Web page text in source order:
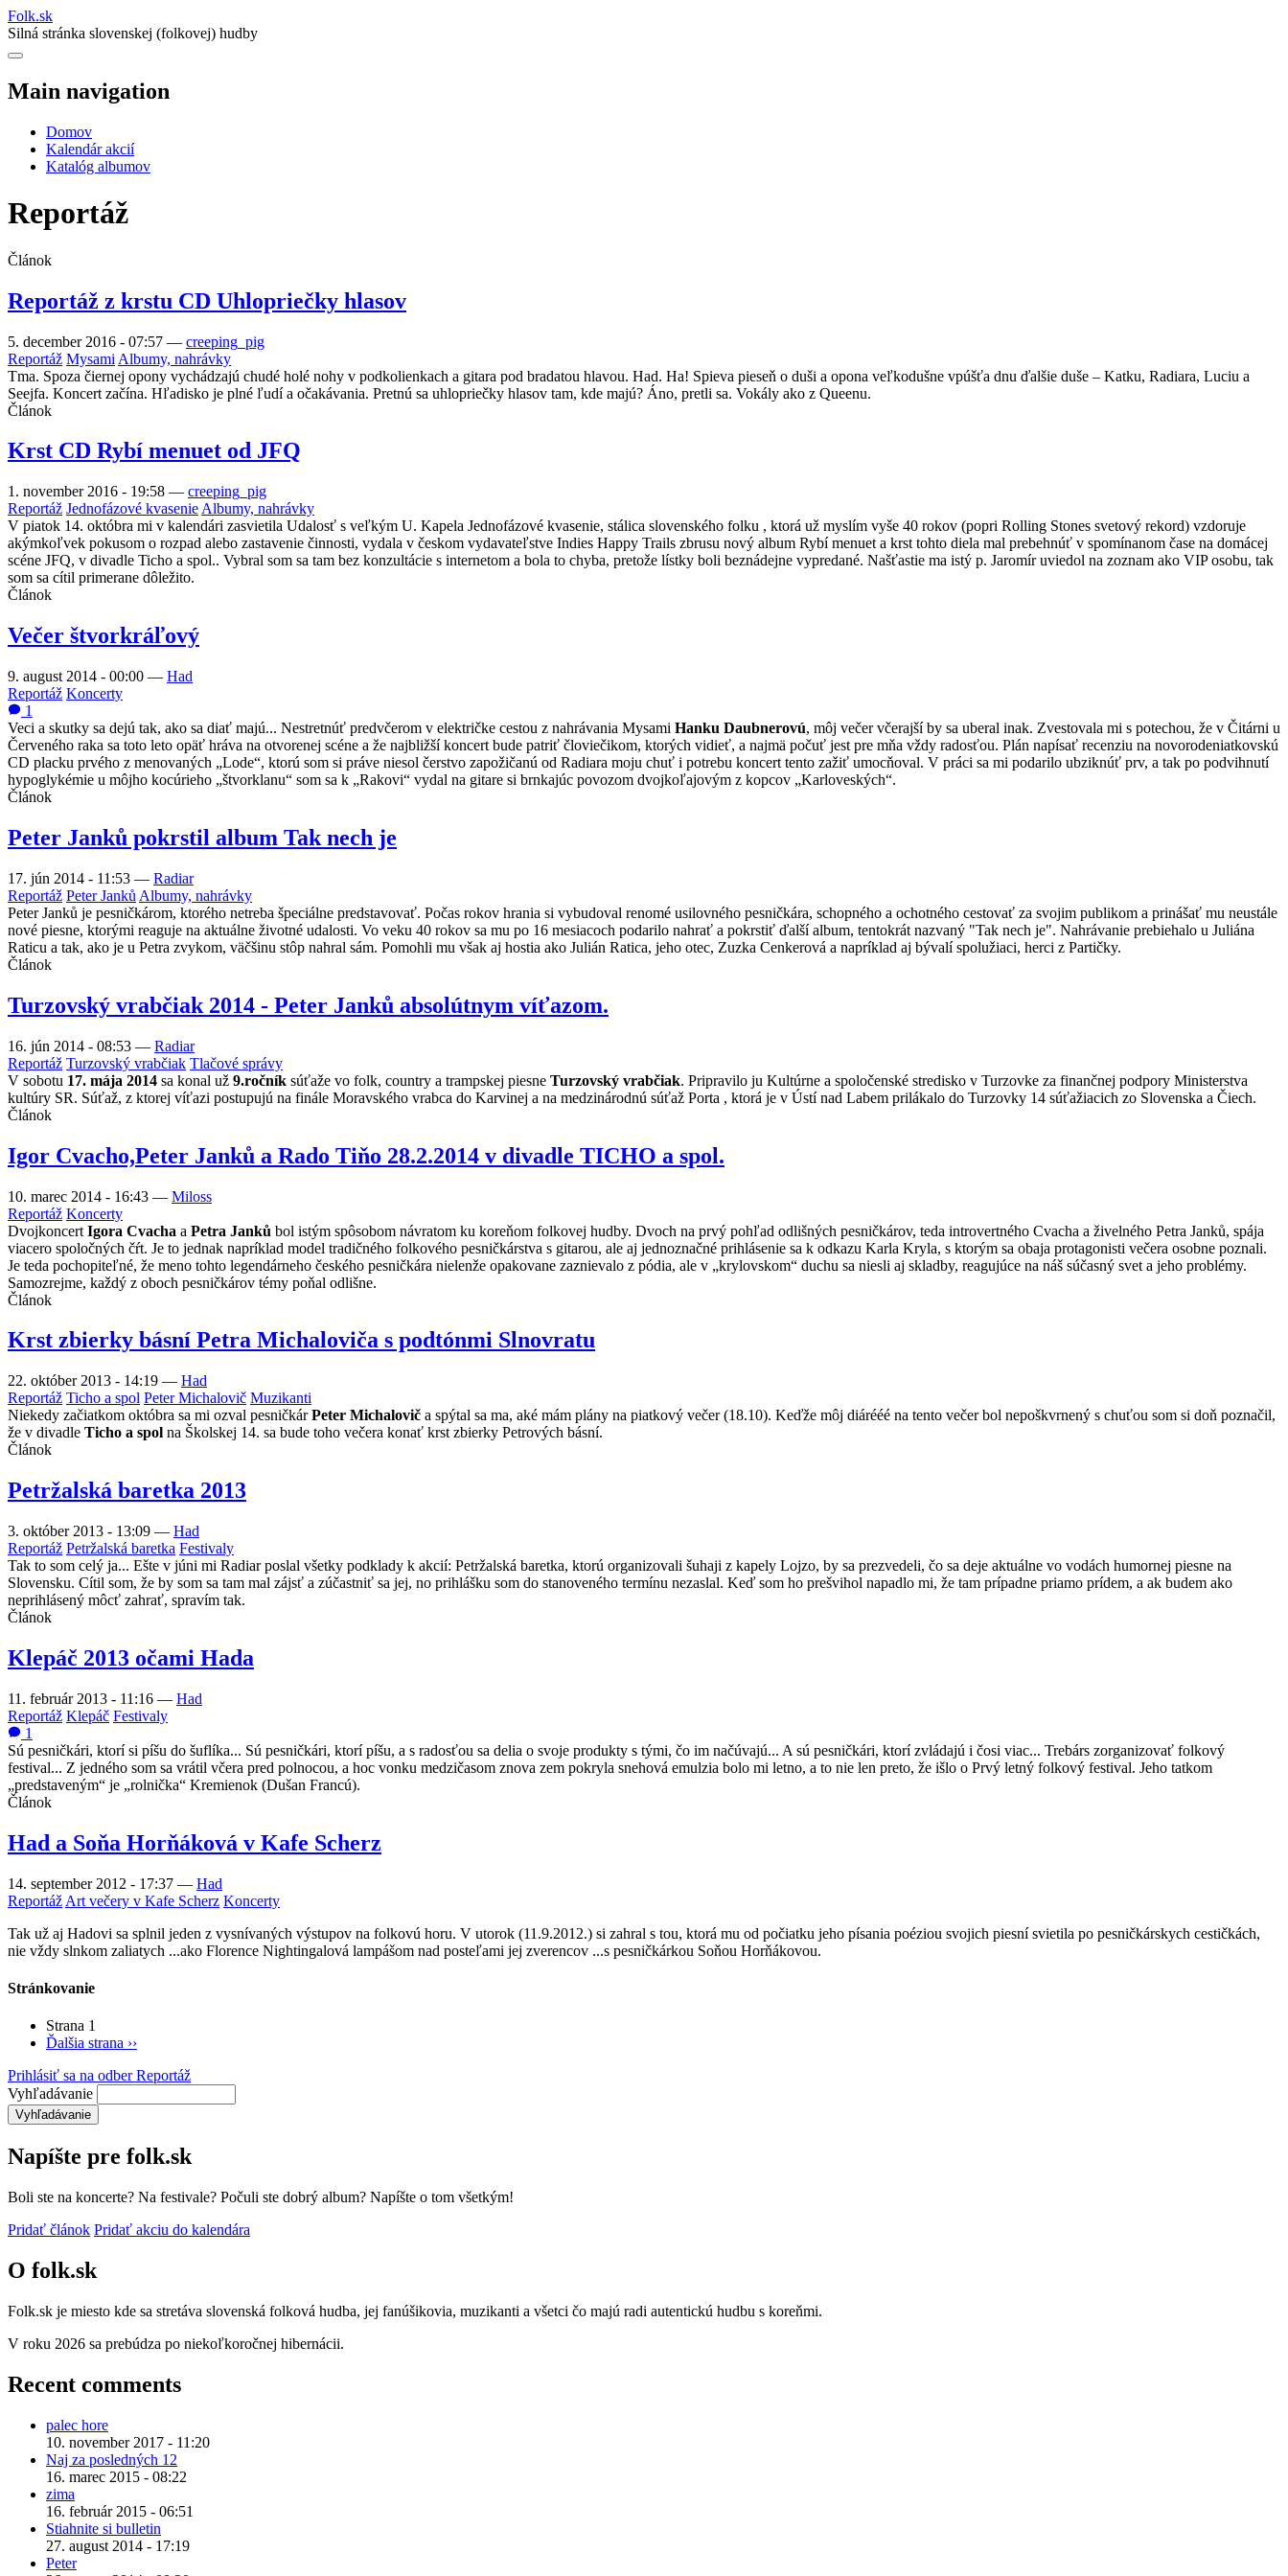
Folk.sk
Silná stránka slovenskej (folkovej) hudby
Main navigation
Domov
Kalendár akcií
Katalóg albumov
Reportáž
Článok
Reportáž z krstu CD Uhlopriečky hlasov
5. december 2016 - 07:57 — creeping_pig
Reportáž Mysami Albumy, nahrávky
Tma. Spoza čiernej opony vychádzajú chudé holé nohy v podkolienkach a gitara pod bradatou hlavou. Had. Ha! Spieva pieseň o duši a opona veľkodušne vpúšťa dnu ďalšie duše – Katku, Radiara, Luciu a
Seejfa. Koncert začína. Hľadisko je plné ľudí a očakávania. Pretnú sa uhlopriečky hlasov tam, kde majú? Áno, pretli sa. Vokály ako z Queenu.
Článok
Krst CD Rybí menuet od JFQ
1. november 2016 - 19:58 — creeping_pig
Reportáž Jednofázové kvasenie Albumy, nahrávky
V piatok 14. októbra mi v kalendári zasvietila Udalosť s veľkým U. Kapela Jednofázové kvasenie, stálica slovenského folku , ktorá už myslím vyše 40 rokov (popri Rolling Stones svetový rekord) vzdoruje
akýmkoľvek pokusom o rozpad alebo zastavenie činnosti, vydala v českom vydavateľstve Indies Happy Trails zbrusu nový album Rybí menuet a krst tohto diela mal prebehnúť v spomínanom čase na domácej
scéne JFQ, v divadle Ticho a spol.. Vybral som sa tam bez konzultácie s internetom a bola to chyba, pretože lístky boli beznádejne vypredané. Našťastie ma istý p. Jaromír uviedol na zoznam ako VIP osobu, tak
som sa cítil primerane dôležito.
Článok
Večer štvorkráľový
9. august 2014 - 00:00 — Had
Reportáž Koncerty
1
Veci a skutky sa dejú tak, ako sa diať majú... Nestretnúť predvčerom v električke cestou z nahrávania Mysami Hanku Daubnerovú, môj večer včerajší by sa uberal inak. Zvestovala mi s potechou, že v Čitárni u
Červeného raka sa toto leto opäť hráva na otvorenej scéne a že najbližší koncert bude patriť človiečikom, ktorých vidieť, a najmä počuť jest pre mňa vždy radosťou. Plán napísať recenziu na novorodeniatkovskú
CD placku prvého z menovaných „Lode“, ktorú som si práve niesol čerstvo zapožičanú od Radiara moju chuť i potrebu koncert tento zažiť umocňoval. V práci sa mi podarilo ubziknúť prv, a tak po podvihnutí
hypoglykémie u môjho kocúrieho „štvorklanu“ som sa k „Rakovi“ vydal na gitare si brnkajúc povozom dvojkoľajovým z kopcov „Karloveských“.
Článok
Peter Janků pokrstil album Tak nech je
17. jún 2014 - 11:53 — Radiar
Reportáž Peter Janků Albumy, nahrávky
Peter Janků je pesničkárom, ktorého netreba špeciálne predstavovať. Počas rokov hrania si vybudoval renomé usilovného pesničkára, schopného a ochotného cestovať za svojim publikom a prinášať mu neustále
nové piesne, ktorými reaguje na aktuálne životné udalosti. Vo veku 40 rokov sa mu po 16 mesiacoch podarilo nahrať a pokrstiť ďalší album, tentokrát nazvaný "Tak nech je". Nahrávanie prebiehalo u Juliána
Raticu a tak, ako je u Petra zvykom, väčšinu stôp nahral sám. Pomohli mu však aj hostia ako Julián Ratica, jeho otec, Zuzka Cenkerová a napríklad aj bývalí spolužiaci, herci z Partičky.
Článok
Turzovský vrabčiak 2014 - Peter Janků absolútnym víťazom.
16. jún 2014 - 08:53 — Radiar
Reportáž Turzovský vrabčiak Tlačové správy
V sobotu 17. mája 2014 sa konal už 9.ročník súťaže vo folk, country a trampskej piesne Turzovský vrabčiak. Pripravilo ju Kultúrne a spoločenské stredisko v Turzovke za finančnej podpory Ministerstva
kultúry SR. Súťaž, z ktorej víťazi postupujú na finále Moravského vrabca do Karvinej a na medzinárodnú súťaž Porta , ktorá je v Ústí nad Labem prilákalo do Turzovky 14 súťažiacich zo Slovenska a Čiech.
Článok
Igor Cvacho,Peter Janků a Rado Tiňo 28.2.2014 v divadle TICHO a spol.
10. marec 2014 - 16:43 — Miloss
Reportáž Koncerty
Dvojkoncert Igora Cvacha a Petra Janků bol istým spôsobom návratom ku koreňom folkovej hudby. Dvoch na prvý pohľad odlišných pesničkárov, teda introvertného Cvacha a živelného Petra Janků, spája
viacero spoločných čŕt. Je to jednak napríklad model tradičného folkového pesničkárstva s gitarou, ale aj jednoznačné prihlásenie sa k odkazu Karla Kryla, s ktorým sa obaja protagonisti večera osobne poznali.
Je teda pochopiteľné, že meno tohto legendárneho českého pesničkára nielenže opakovane zaznievalo z pódia, ale v „krylovskom“ duchu sa niesli aj skladby, reagujúce na náš súčasný svet a jeho problémy.
Samozrejme, každý z oboch pesničkárov témy poňal odlišne.
Článok
Krst zbierky básní Petra Michaloviča s podtónmi Slnovratu
22. október 2013 - 14:19 — Had
Reportáž Ticho a spol Peter Michalovič Muzikanti
Niekedy začiatkom októbra sa mi ozval pesničkárPeter Michalovič a spýtal sa ma, aké mám plány na piatkový večer (18.10). Keďže môj diárééé na tento večer bol nepoškvrnený s chuťou som si doň poznačil,
že v divadle Ticho a spol na Školskej 14. sa bude toho večera konať krst zbierky Petrových básní.
Článok
Petržalská baretka 2013
3. október 2013 - 13:09 — Had
Reportáž Petržalská baretka Festivaly
Tak to som celý ja... Ešte v júni mi Radiar poslal všetky podklady k akcií: Petržalská baretka, ktorú organizovali šuhaji z kapely Lojzo, by sa prezvedeli, čo sa deje aktuálne vo vodách humornej piesne na
Slovensku. Cítil som, že by som sa tam mal zájsť a zúčastniť sa jej, no prihlášku som do stanoveného termínu nezaslal. Keď som ho prešvihol napadlo mi, že tam prípadne priamo prídem, a ak budem ako
neprihlásený môcť zahrať, spravím tak.
Článok
Klepáč 2013 očami Hada
11. február 2013 - 11:16 — Had
Reportáž Klepáč Festivaly
1
Sú pesničkári, ktorí si píšu do šuflíka... Sú pesničkári, ktorí píšu, a s radosťou sa delia o svoje produkty s tými, čo im načúvajú... A sú pesničkári, ktorí zvládajú i čosi viac... Trebárs zorganizovať folkový
festival... Z jedného som sa vrátil včera pred polnocou, a hoc vonku medzičasom znova zem pokryla snehová emulzia bolo mi letno, a to nie len preto, že išlo o Prvý letný folkový festival. Jeho tatkom
„predstaveným“ je „rolnička“ Kremienok (Dušan Francú).
Článok
Had a Soňa Horňáková v Kafe Scherz
14. september 2012 - 17:37 — Had
Reportáž Art večery v Kafe Scherz Koncerty
Tak už aj Hadovi sa splnil jeden z vysnívaných výstupov na folkovú horu. V utorok (11.9.2012.) si zahral s tou, ktorá mu od počiatku jeho písania poéziou svojich piesní svietila po pesničkárskych cestičkách,
nie vždy slnkom zaliatych ...ako Florence Nightingalová lampášom nad posteľami jej zverencov ...s pesničkárkou Soňou Horňákovou.
Stránkovanie
Strana 1
Ďalšia strana ››
Prihlásiť sa na odber Reportáž
Vyhľadávanie
Napíšte pre folk.sk
Boli ste na koncerte? Na festivale? Počuli ste dobrý album? Napíšte o tom všetkým!
Pridať článok Pridať akciu do kalendára
O folk.sk
Folk.sk je miesto kde sa stretáva slovenská folková hudba, jej fanúšikovia, muzikanti a všetci čo majú radi autentickú hudbu s koreňmi.
V roku 2026 sa prebúdza po niekoľkoročnej hibernácii.
Recent comments
palec hore
10. november 2017 - 11:20
Naj za posledných 12
16. marec 2015 - 08:22
zima
16. február 2015 - 06:51
Stiahnite si bulletin
27. august 2014 - 17:19
Peter